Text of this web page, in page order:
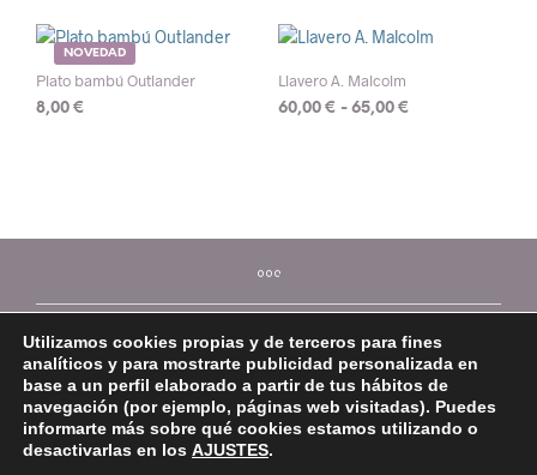
NOVEDAD
Plato bambú Outlander
8,00 €
Llavero A. Malcolm
60,00 € - 65,00 €Rango
65,00 €
variantes.
Las
se
pueden
elegir
en
la
©2026 Mi Platera
Utilizamos cookies propias y de terceros para fines
analíticos y para mostrarte publicidad personalizada en
base a un perfil elaborado a partir de tus hábitos de
navegación (por ejemplo, páginas web visitadas). Puedes
informarte más sobre qué cookies estamos utilizando o
desactivarlas en los AJUSTES.